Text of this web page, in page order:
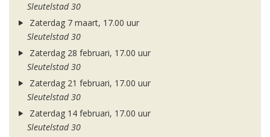
Sleutelstad 30
Zaterdag 7 maart, 17.00 uur
Sleutelstad 30
Zaterdag 28 februari, 17.00 uur
Sleutelstad 30
Zaterdag 21 februari, 17.00 uur
Sleutelstad 30
Zaterdag 14 februari, 17.00 uur
Sleutelstad 30